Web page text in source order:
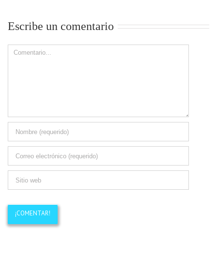
Escribe un comentario
Comment